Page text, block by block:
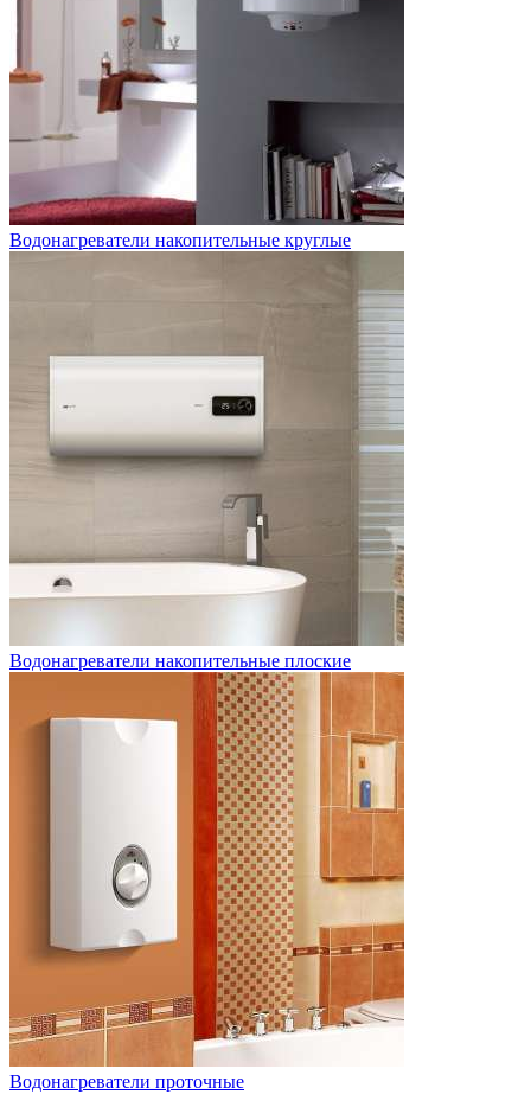
Водонагреватели накопительные круглые
Водонагреватели накопительные плоские
Водонагреватели проточные